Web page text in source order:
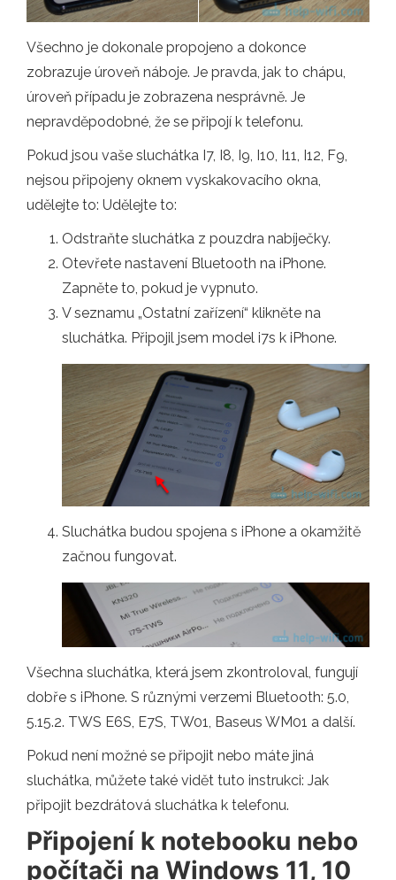
Všechno je dokonale propojeno a dokonce
zobrazuje úroveň náboje. Je pravda, jak to chápu,
úroveň případu je zobrazena nesprávně. Je
nepravděpodobné, že se připojí k telefonu.
Pokud jsou vaše sluchátka I7, I8, I9, I10, I11, I12, F9,
nejsou připojeny oknem vyskakovacího okna,
udělejte to: Udělejte to:
Odstraňte sluchátka z pouzdra nabíječky.
Otevřete nastavení Bluetooth na iPhone.
Zapněte to, pokud je vypnuto.
V seznamu „Ostatní zařízení“ klikněte na
sluchátka. Připojil jsem model i7s k iPhone.
Sluchátka budou spojena s iPhone a okamžitě
začnou fungovat.
Všechna sluchátka, která jsem zkontroloval, fungují
dobře s iPhone. S různými verzemi Bluetooth: 5.0,
5.15.2. TWS E6S, E7S, TW01, Baseus WM01 a další.
Pokud není možné se připojit nebo máte jiná
sluchátka, můžete také vidět tuto instrukci: Jak
připojit bezdrátová sluchátka k telefonu.
Připojení k notebooku nebo
počítači na Windows 11, 10